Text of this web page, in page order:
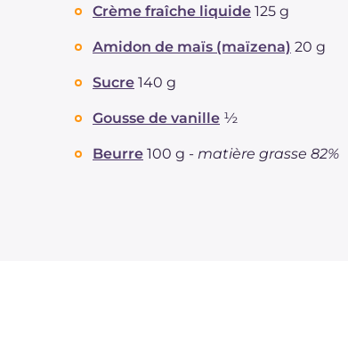
Crème fraîche liquide 125 g
Amidon de maïs (maïzena) 20 g
Sucre 140 g
Gousse de vanille ½
Beurre 100 g - matière grasse 82%